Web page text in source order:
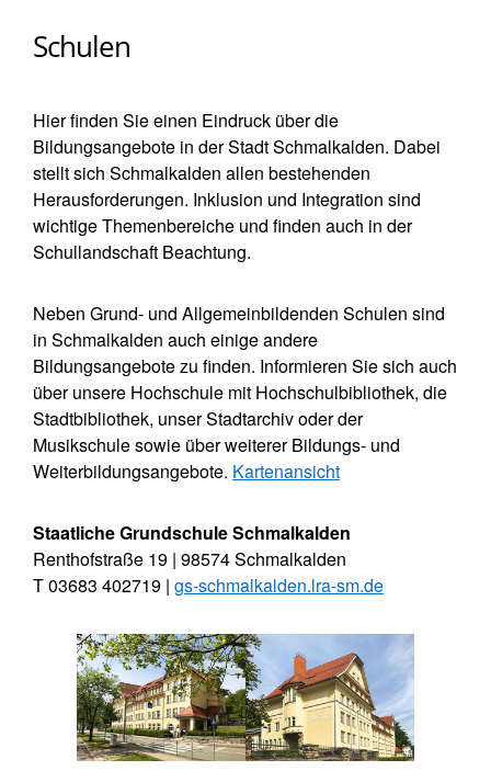
Schulen
Hier finden Sie einen Eindruck über die
Bildungsangebote in der Stadt Schmalkalden. Dabei
stellt sich Schmalkalden allen bestehenden
Herausforderungen. Inklusion und Integration sind
wichtige Themenbereiche und finden auch in der
Schullandschaft Beachtung.
Neben Grund- und Allgemeinbildenden Schulen sind
in Schmalkalden auch einige andere
Bildungsangebote zu finden. Informieren Sie sich auch
über unsere Hochschule mit Hochschulbibliothek, die
Stadtbibliothek, unser Stadtarchiv oder der
Musikschule sowie über weiterer Bildungs- und
Weiterbildungsangebote. Kartenansicht
Staatliche Grundschule Schmalkalden
Renthofstraße 19 | 98574 Schmalkalden
T 03683 402719 | gs-schmalkalden.lra-sm.de